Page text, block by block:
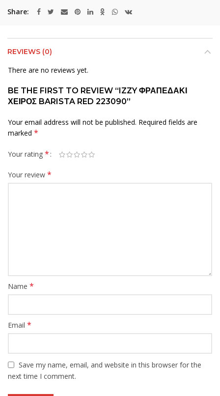
Share
REVIEWS (0)
There are no reviews yet.
BE THE FIRST TO REVIEW “IZZY ΦΡΑΠΕΔΑΚΙ
ΧΕΙΡΟΣ BARISTA RED 223090”
Your email address will not be published. Required fields are
marked *
Your rating *
Your review *
Name *
Email *
Save my name, email, and website in this browser for the
next time I comment.